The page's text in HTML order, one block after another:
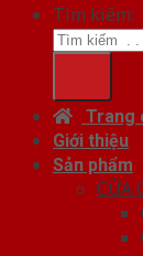
Tìm kiếm:
Trang
Giới thiệu
Sản phẩm
CỬA